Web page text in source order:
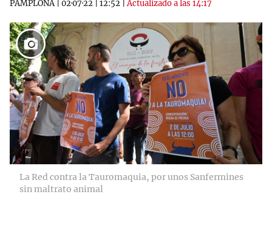
PAMPLONA| 02·07·22 12:52 |Actualizado a las 14:17
7
La Red contra la Tauromaquia, por unos Sanfermines
sin maltrato animal